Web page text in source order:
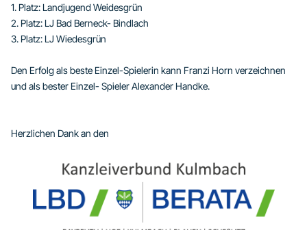
1. Platz: Landjugend Weidesgrün
2. Platz: LJ Bad Berneck- Bindlach
3. Platz: LJ Wiedesgrün
Den Erfolg als beste Einzel-Spielerin kann Franzi Horn verzeichnen
und als bester Einzel- Spieler Alexander Handke.
Herzlichen Dank an den